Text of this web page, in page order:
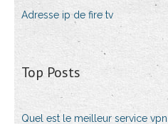
Adresse ip de fire tv
Top Posts
Quel est le meilleur service vpn